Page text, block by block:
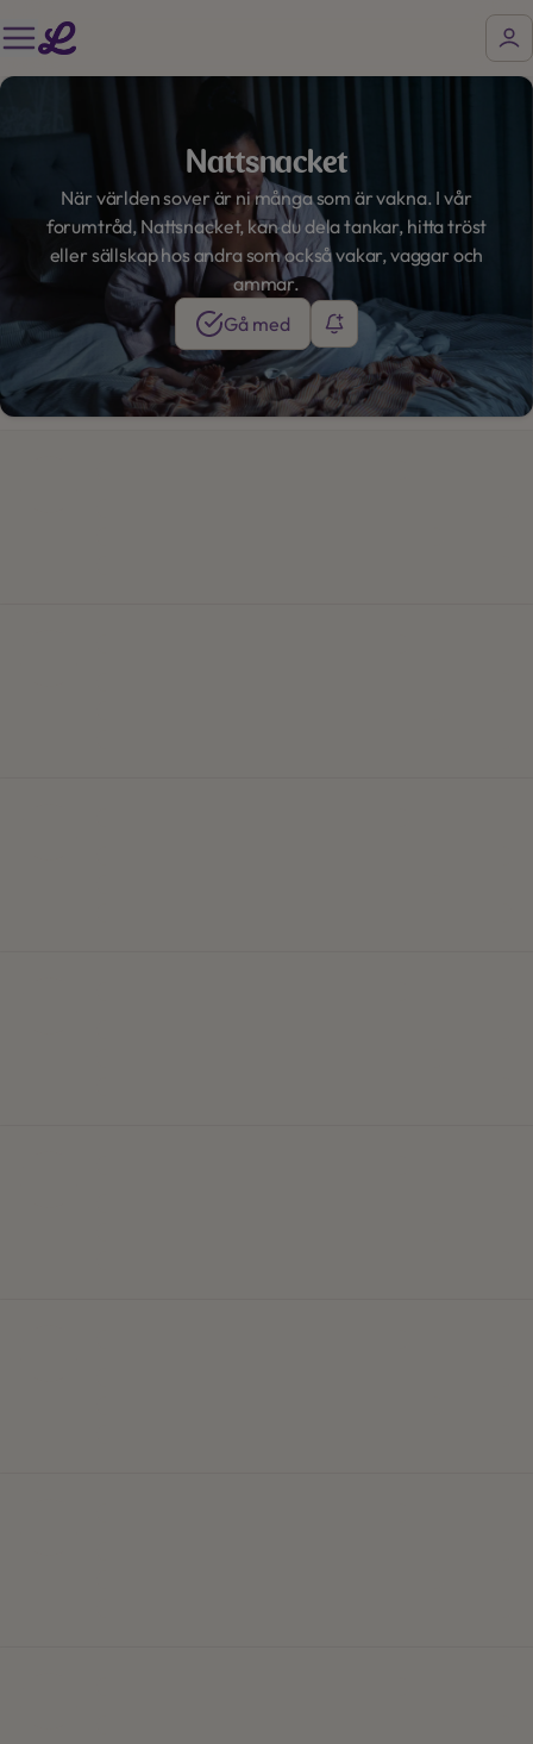
Nattsnacket
När världen sover är ni många som är vakna. I vår
forumtråd, Nattsnacket, kan du dela tankar, hitta tröst
eller sällskap hos andra som också vakar, vaggar och
ammar.
Gå med